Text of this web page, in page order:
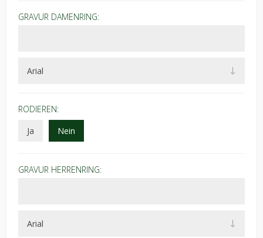
GRAVUR DAMENRING:
RODIEREN:
Ja
Nein
GRAVUR HERRENRING: